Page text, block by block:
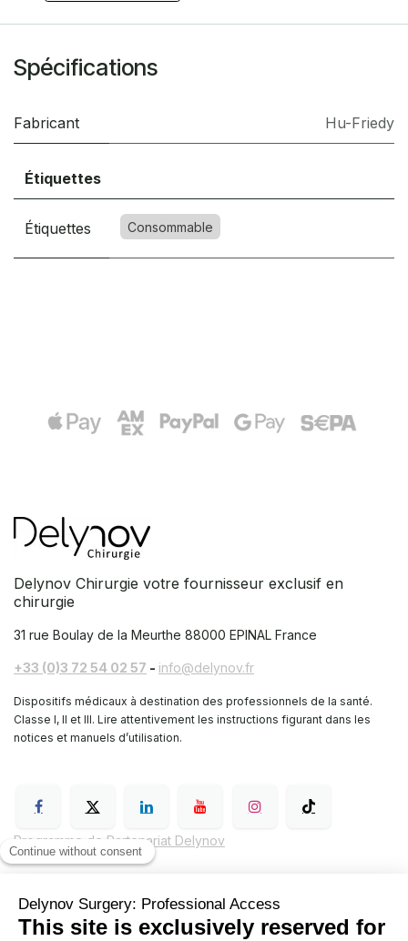
Spécifications
Fabricant Hu-Friedy
Étiquettes
Étiquettes Consommable
Delynov Chirurgie votre fournisseur exclusif en
chirurgie
31 rue Boulay de la Meurthe 88000 EPINAL France
+33 (0)3 72 54 02 57 - info@delynov.fr
Dispositifs médicaux à destination des professionnels de la santé.
Classe I, II et III. Lire attentivement les instructions figurant dans les
notices et manuels d’utilisation.
Programme de Partenariat Delynov
Conditions générales de vente (CGV)